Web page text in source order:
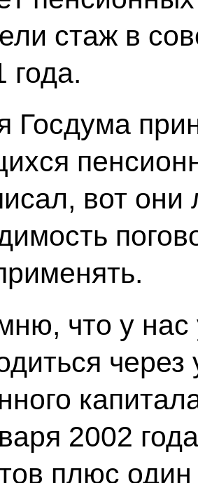
стаж в
года.
Госдума
вот они
что у нас
2002
плюс